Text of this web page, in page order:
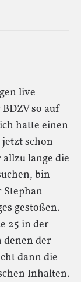
live
so auf
hatte einen
schon
lange die
bin
Stephan
gestoßen.
25 in der
denen der
dann die
Inhalten.